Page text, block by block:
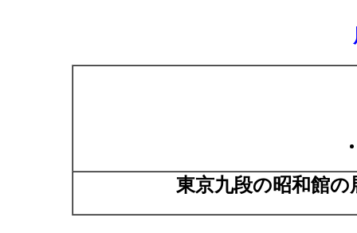
東京九段の昭和館